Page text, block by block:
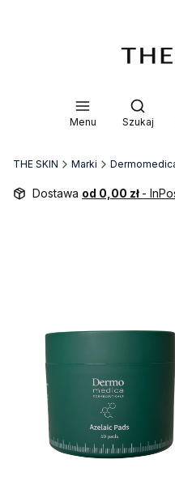
Menu Szukaj
THE SKIN Marki
Dostawa od 0,00 zł -